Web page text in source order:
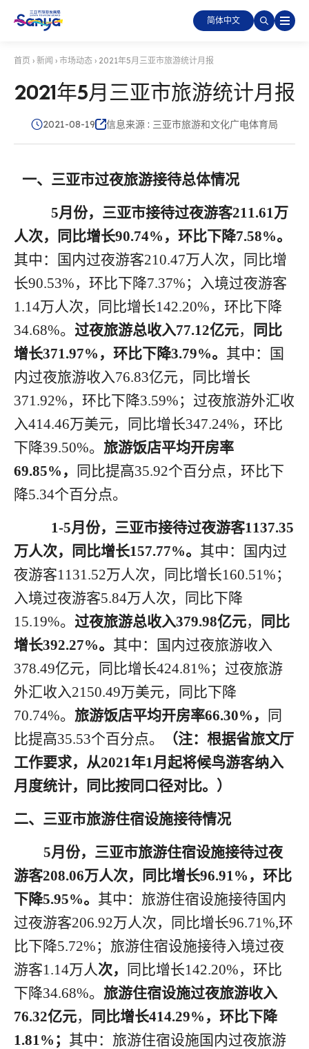
简体中文
首页 › 新闻 › 市场动态 › 2021年5月三亚市旅游统计月报
2021年5月三亚市旅游统计月报
2021-08-19 信息来源 : 三亚市旅游和文化广电体育局
一、三亚市过夜旅游接待总体情况
5月 份，三亚市接待过夜游客211.61万
人次，同比增长90.74% ，环比下降7.58%。
其中：国内过夜游客210.47万人次，同比增
长90.53%，环比下降7.37%；入境过夜游客
1.14万人次，同比增长142.20%，环比下降
34.68%。 过夜旅游总收入77.12亿元，
同比
增长371.97% ，环比下降3.79%。 其中：国
内过夜旅游收入76.83亿元，同比增长
371.92%，环比下降3.59%；过夜旅游外汇收
入414.46万美元，同比增长347.24%，环比
下降39.50%。 旅游饭店平均开房率
69.85%， 同比提高35.92个百分点 ，环比下
降5.34个百分点。
1-5月 份，三亚市接待过夜游客1137.35
万人次，同比增长157.77%。 其中：国内过
夜游客1131.52万人次，同比增长160.51%；
入境过夜游客5.84万人次，同比下降
15.19%。 过夜旅游总收入379.98亿元，
同比
增长392.27%。 其中：国内过夜旅游收入
378.49亿元，同比增长424.81%；过夜旅游
外汇收入2150.49万美元，同比下降
70.74%。 旅游饭店平均开房率66.30%，
同
比提高35.53个百分点。
（注：根据省旅文厅
工作要求，从2021年1月起将候鸟游客纳入
月度统计，
同 比按同口径对比。）
二、三亚市旅游住宿设施接待情况
5月 份，三亚市旅游住宿设施接待过夜
游客208.06万人次，同比增长96.91% ，环比
下降5.95%。 其中：旅游住宿设施接待国内
过夜游客206.92万人次，同比增长96.71%,环
比下降5.72%；旅游住宿设施接待入境过夜
游客1.14万人次， 同比增长142.20%， 环比
下降34.68%。 旅游住宿设施过夜旅游收入
76.32亿元， 同比增长414.29%，环比下降
1.81% ； 其中：旅游住宿设施国内过夜旅游